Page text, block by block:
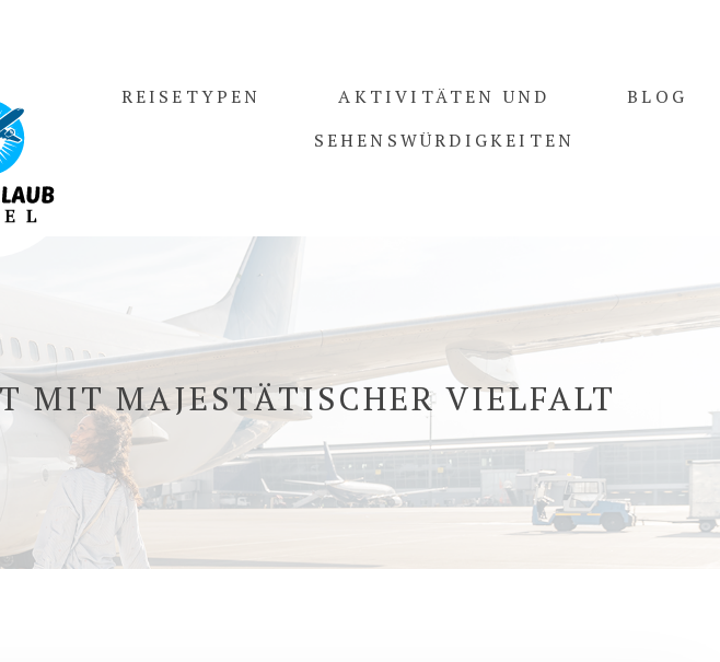
REISETYPEN
AKTIVITÄTEN UND
SEHENSWÜRDIGKEITEN
BLOG
MIT MAJESTÄTISCHER VIELFALT